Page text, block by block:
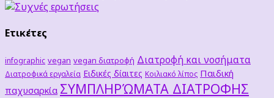
Ετικέτες
infographic vegan vegan διατροφή Διατροφή και νοσήματα
Διατροφικά εργαλεία Ειδικές δίαιτες Κοιλιακό λίπος Παιδική
παχυσαρκία ΣΥΜΠΛΗΡΏΜΑΤΑ ΔΙΑΤΡΟΦΗΣ